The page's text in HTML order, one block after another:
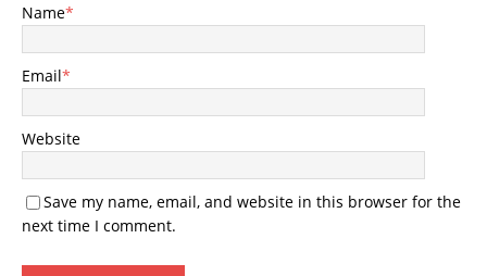
Name*
Email*
Website
Save my name, email, and website in this browser for the
next time I comment.